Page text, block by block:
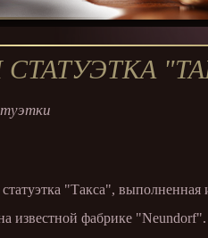
"Такса", выполненная
известной фабрике "Neundorf".